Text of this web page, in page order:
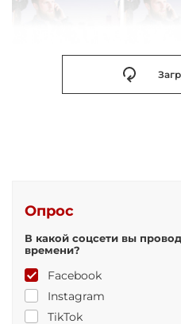
Опрос
В какой соцсети вы
времени?
Facebook
Instagram
TikTok